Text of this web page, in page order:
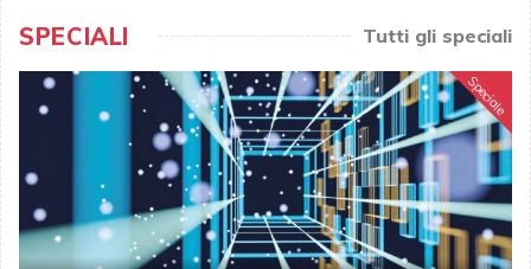
SPECIALI Tutti gli speciali
Speciale